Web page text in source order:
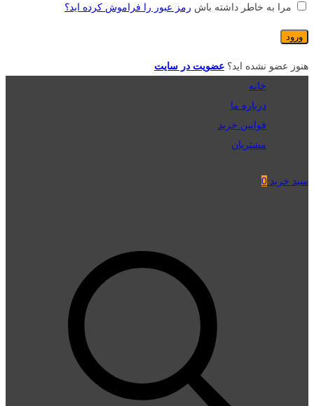
مرا به خاطر داشته باش رمز عبور را فراموش کرده اید؟
هنوز عضو نشده اید؟ عضویت در سایت
خانه
درباره ما
قوانین خرید
مشتریان
سبد خرید 0